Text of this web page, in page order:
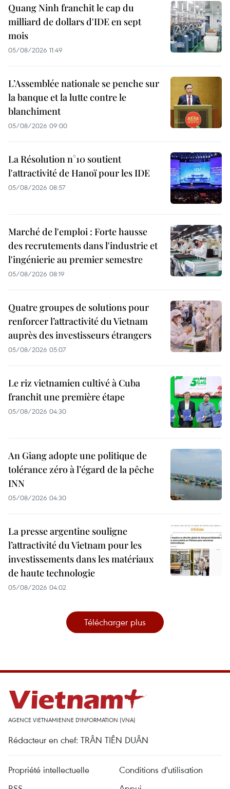
Quang Ninh franchit le cap du
milliard de dollars d'IDE en sept
mois
05/08/2026 11:49
L’Assemblée nationale se penche sur
la banque et la lutte contre le
blanchiment
05/08/2026 09:00
La Résolution n°10 soutient
l'attractivité de Hanoï pour les IDE
05/08/2026 08:57
Marché de l'emploi : Forte hausse
des recrutements dans l'industrie et
l'ingénierie au premier semestre
05/08/2026 08:19
Quatre groupes de solutions pour
renforcer l’attractivité du Vietnam
auprès des investisseurs étrangers
05/08/2026 05:07
Le riz vietnamien cultivé à Cuba
franchit une première étape
05/08/2026 04:30
An Giang adopte une politique de
tolérance zéro à l’égard de la pêche
INN
05/08/2026 04:30
La presse argentine souligne
l’attractivité du Vietnam pour les
investissements dans les matériaux
de haute technologie
05/08/2026 04:02
Télécharger plus
AGENCE VIETNAMIENNE D'INFORMATION (VNA)
Rédacteur en chef: TRÂN TIÊN DUÂN
Propriété intellectuelle
Conditions d'utilisation